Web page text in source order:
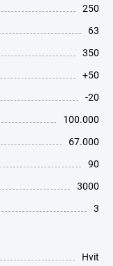
250
63
350
+50
-20
100.000
67.000
90
3000
3
Hvit